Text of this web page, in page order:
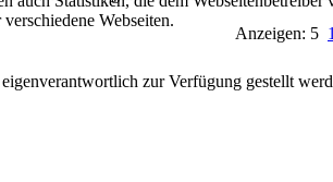
Anzeigen: 5
Webseiten.
zur Verfügung gestellt